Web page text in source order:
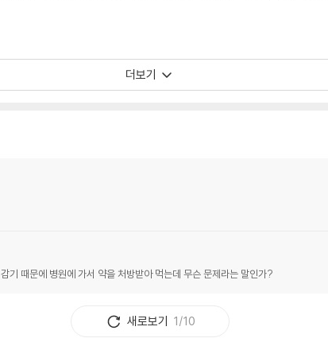
더보기
기 때문에 병원에 가서 약을 처방받아 먹는데 무슨 문제라는 말인가?
새로보기 1/10